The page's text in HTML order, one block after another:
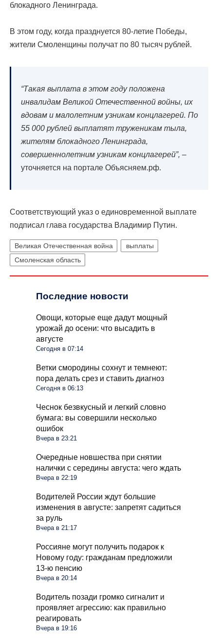
блокадного Ленинграда.
В этом году, когда празднуется 80-летие Победы,
жители Смоленщины получат по 80 тысяч рублей.
“Такая выплата в этом году положена
инвалидам Великой Отечественной войны, их
вдовам и малолетним узникам концлагерей. По
55 000 рублей выплатят труженикам тыла,
жителям блокадного Ленинграда,
совершеннолетним узникам концлагерей”, –
уточняется на портале Объясняем.рф.
Соответствующий указ о единовременной выплате
подписал глава государства Владимир Путин.
Великая Отечественная война
выплаты
Смоленская область
Последние новости
Овощи, которые еще дадут мощный
урожай до осени: что высадить в
августе
Сегодня в 07:14
Ветки смородины сохнут и темнеют:
пора делать срез и ставить диагноз
Сегодня в 06:13
Чеснок безвкусный и легкий словно
бумага: вы совершили несколько
ошибок
Вчера в 23:21
Очередные новшества при снятии
налички с середины августа: чего ждать
Вчера в 22:19
Водителей России ждут большие
изменения в августе: запретят садиться
за руль
Вчера в 21:17
Россияне могут получить подарок к
Новому году: гражданам предложили
13-ю пенсию
Вчера в 20:14
Водитель позади громко сигналит и
проявляет агрессию: как правильно
реагировать
Вчера в 19:16